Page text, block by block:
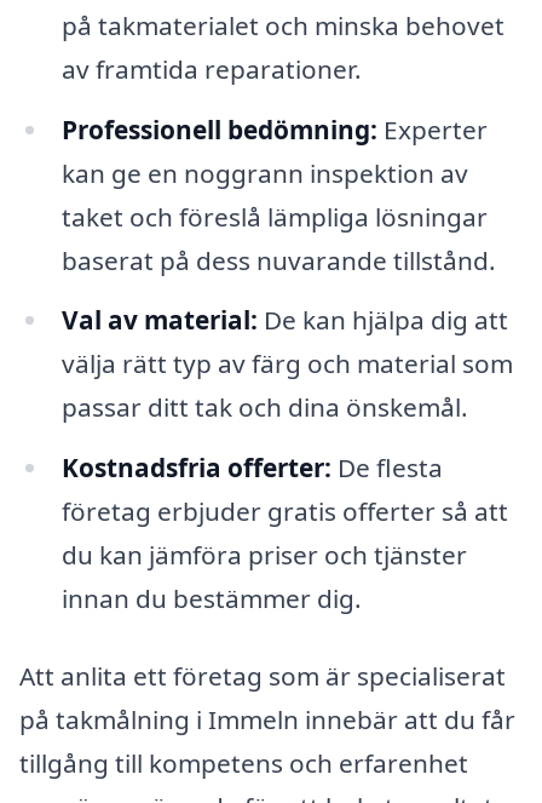
på takmaterialet och minska behovet
av framtida reparationer.
Professionell bedömning: Experter
kan ge en noggrann inspektion av
taket och föreslå lämpliga lösningar
baserat på dess nuvarande tillstånd.
Val av material: De kan hjälpa dig att
välja rätt typ av färg och material som
passar ditt tak och dina önskemål.
Kostnadsfria offerter: De flesta
företag erbjuder gratis offerter så att
du kan jämföra priser och tjänster
innan du bestämmer dig.
Att anlita ett företag som är specialiserat
på takmålning i Immeln innebär att du får
tillgång till kompetens och erfarenhet